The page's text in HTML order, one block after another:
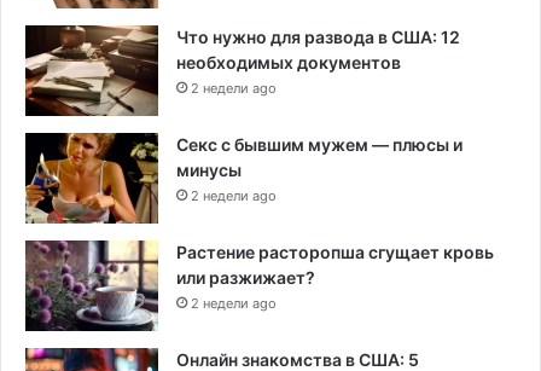
Что нужно для развода в США: 12
необходимых документов
2 недели ago
Секс с бывшим мужем — плюсы и
минусы
2 недели ago
Растение расторопша сгущает кровь
или разжижает?
2 недели ago
Онлайн знакомства в США: 5